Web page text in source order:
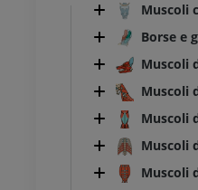
Muscoli
Borse e
Muscoli
Muscoli
Muscoli
Muscoli
Muscoli